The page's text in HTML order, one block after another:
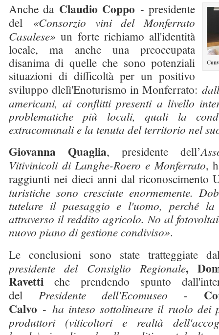
Anche da Claudio Coppo - presidente
del «Consorzio vini del Monferrato
Casalese»un forte richiamo all'identità
locale, ma anche una preoccupata
disanima di quelle che sono potenziali
situazioni di difficoltà per un positivo
sviluppo dlelì'Enoturismo in Monferrato:
americani, ai conflitti presenti a livello
problematiche più locali, quali la
extracomunali e la tenuta del territorio nel
Giovanna Quaglia, presidente dell’
Vitivinicoli di Langhe-Roero e Monferrato,
raggiunti nei dieci anni dal riconoscimento
turistiche sono cresciute enormemente.
tutelare il paesaggio e l'uomo, perché la
attraverso il reddito agricolo. No al
nuovo piano di gestione condiviso».
Le conclusioni sono state tratteggiate
presidente del Consiglio Regionale,
Ravetti che prendendo spunto
delPresidente dell'Ecomuseo -
Calvo - ha inteso sottolineare il ruolo dei
produttori (viticoltori e realtà